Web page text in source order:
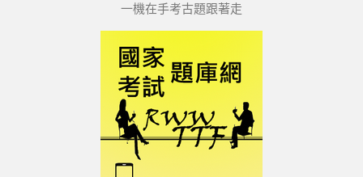
一機在手考古題跟著走